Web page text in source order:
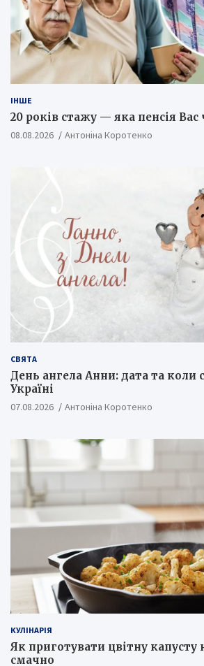
ІНШЕ
20 років стажу — яка пенсія Вас
08.08.2026 Антоніна Коротенко
СВЯТА
День ангела Анни: дата та коли
Україні
07.08.2026 Антоніна Коротенко
КУЛІНАРІЯ
Як приготувати цвітну капусту
смачно